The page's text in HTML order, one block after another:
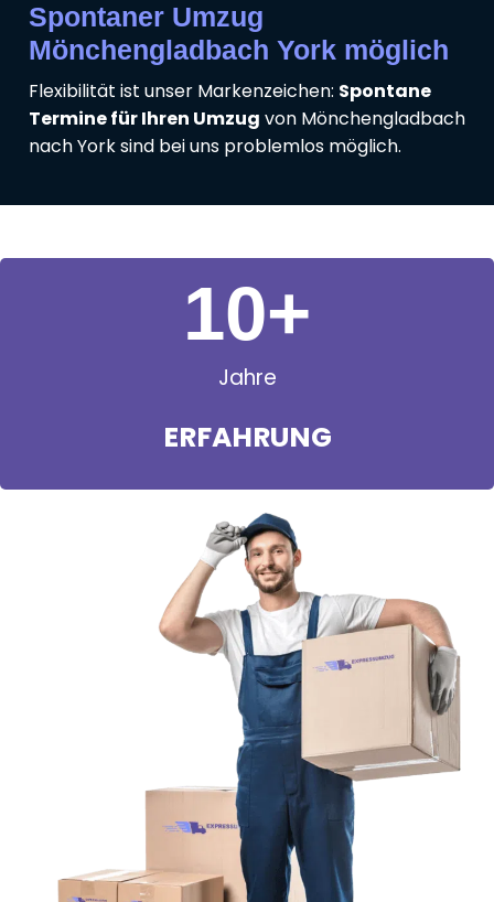
Spontaner Umzug
Mönchengladbach York möglich
Flexibilität ist unser Markenzeichen: Spontane
Termine für Ihren Umzug von Mönchengladbach
nach York sind bei uns problemlos möglich.
Jahre
ERFAHRUNG
11+